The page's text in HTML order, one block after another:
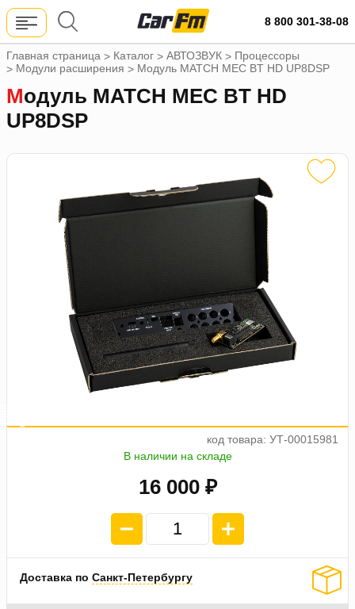
8 800 301-38-08
Главная страница > Каталог > АВТОЗВУК > Процессоры
> Модули расширения > Модуль MATCH MEC BT HD UP8DSP
Модуль MATCH MEC BT HD
UP8DSP
код товара: УТ-00015981
В наличии на складе
16 000 ₽
а
0
Доставка по Санкт-Петербургу